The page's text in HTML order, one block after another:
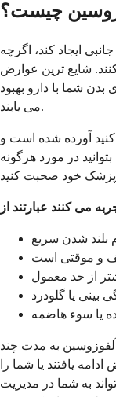
چیست؟
ایجاد کند، اگرچه
شایع ترین عوارض
شما با دارو بهبود
می یابند.
آورده شده است و
در مورد هرگونه
شدن سریع
و موقتی است
از حد معمول
بینی یا گلودرد
یا سوء هاضمه
به مدت چند
یافتند یا شما را
به شما در مدیریت